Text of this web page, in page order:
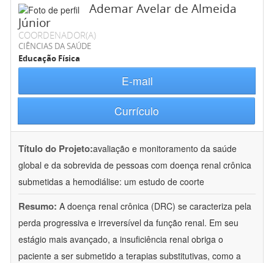
Ademar Avelar de Almeida
Júnior
COORDENADOR(A)
CIÊNCIAS DA SAÚDE
Educação Física
E-mail
Currículo
Título do Projeto:avaliação e monitoramento da saúde
global e da sobrevida de pessoas com doença renal crônica
submetidas a hemodiálise: um estudo de coorte
Resumo: A doença renal crônica (DRC) se caracteriza pela
perda progressiva e irreversível da função renal. Em seu
estágio mais avançado, a insuficiência renal obriga o
paciente a ser submetido a terapias substitutivas, como a